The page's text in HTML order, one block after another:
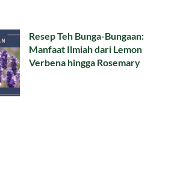
Resep Teh Bunga-Bungaan:
Manfaat Ilmiah dari Lemon
Verbena hingga Rosemary